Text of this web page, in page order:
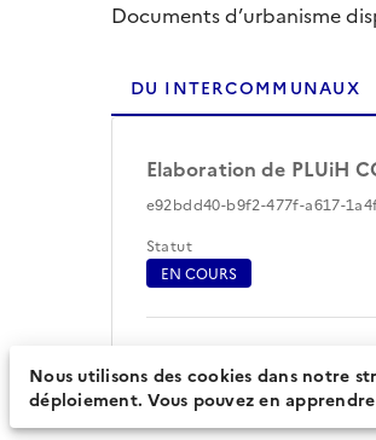
Documents d’urbanisme
DU INTERCOMMUNAUX
Elaboration de PLUiH
e92bdd40-b9f2-477f-a617-
Statut
EN COURS
Nous utilisons des cookies dans notre
déploiement. Vous pouvez en